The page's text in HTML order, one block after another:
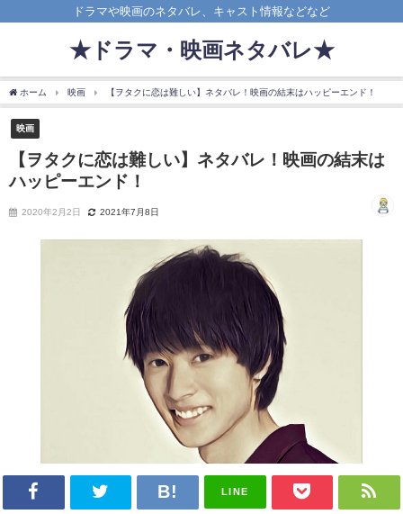
ドラマや映画のネタバレ、キャスト情報などなど
★ドラマ・映画ネタバレ★
ホーム 映画 【ヲタクに恋は難しい】ネタバレ！映画の結末はハッピーエンド！
映画
【ヲタクに恋は難しい】ネタバレ！映画の結末は
ハッピーエンド！
2020年2月2日 2021年7月8日
LINE